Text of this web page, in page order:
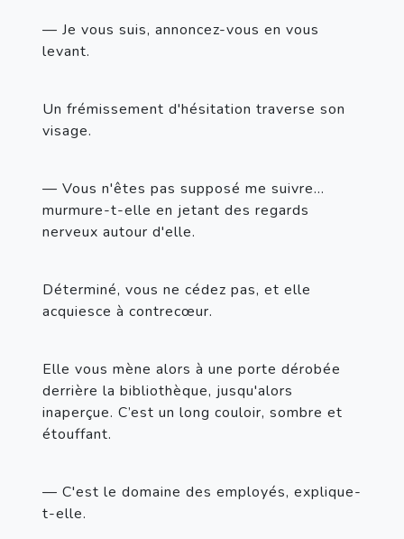
— Je vous suis, annoncez-vous en vous
levant.
Un frémissement d'hésitation traverse son
visage.
— Vous n'êtes pas supposé me suivre...
murmure-t-elle en jetant des regards
nerveux autour d'elle.
Déterminé, vous ne cédez pas, et elle
acquiesce à contrecœur.
Elle vous mène alors à une porte dérobée
derrière la bibliothèque, jusqu'alors
inaperçue. C’est un long couloir, sombre et
étouffant.
— C'est le domaine des employés, explique-
t-elle.